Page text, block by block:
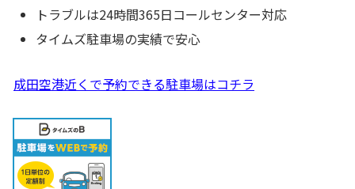
トラブルは24時間365日コールセンター対応
タイムズ駐車場の実績で安心
成田空港近くで予約できる駐車場はコチラ